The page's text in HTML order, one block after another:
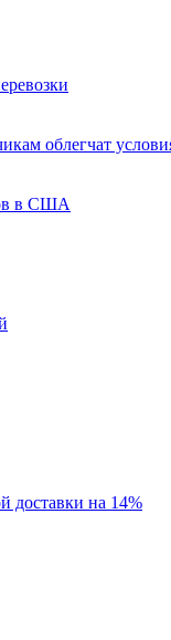
облегчат
в США
доставки на 14%